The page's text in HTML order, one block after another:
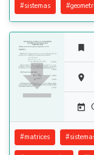
#sistemas #




#matrices #